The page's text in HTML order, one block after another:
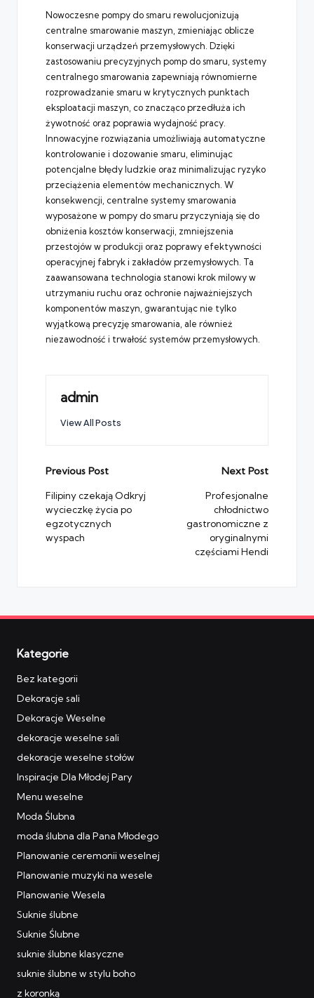
Nowoczesne pompy do smaru rewolucjonizują
centralne smarowanie maszyn, zmieniając oblicze
konserwacji urządzeń przemysłowych. Dzięki
zastosowaniu precyzyjnych pomp do smaru, systemy
centralnego smarowania zapewniają równomierne
rozprowadzanie smaru w krytycznych punktach
eksploatacji maszyn, co znacząco przedłuża ich
żywotność oraz poprawia wydajność pracy.
Innowacyjne rozwiązania umożliwiają automatyczne
kontrolowanie i dozowanie smaru, eliminując
potencjalne błędy ludzkie oraz minimalizując ryzyko
przeciążenia elementów mechanicznych. W
konsekwencji, centralne systemy smarowania
wyposażone w pompy do smaru przyczyniają się do
obniżenia kosztów konserwacji, zmniejszenia
przestojów w produkcji oraz poprawy efektywności
operacyjnej fabryk i zakładów przemysłowych. Ta
zaawansowana technologia stanowi krok milowy w
utrzymaniu ruchu oraz ochronie najważniejszych
komponentów maszyn, gwarantując nie tylko
wyjątkową precyzję smarowania, ale również
niezawodność i trwałość systemów przemysłowych.
admin
View All Posts
Post
navigation
Previous Post
Filipiny czekają Odkryj
wycieczkę życia po
egzotycznych
wyspach
Next Post
Profesjonalne
chłodnictwo
gastronomiczne z
oryginalnymi
częściami Hendi
Kategorie
Bez kategorii
Dekoracje sali
Dekoracje Weselne
dekoracje weselne sali
dekoracje weselne stołów
Inspiracje Dla Młodej Pary
Menu weselne
Moda Ślubna
moda ślubna dla Pana Młodego
Planowanie ceremonii weselnej
Planowanie muzyki na wesele
Planowanie Wesela
Suknie ślubne
Suknie Ślubne
suknie ślubne klasyczne
suknie ślubne w stylu boho
z koronką